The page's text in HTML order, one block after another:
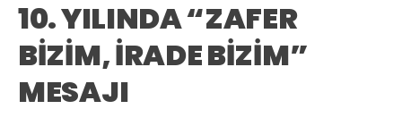
10. YILINDA “ZAFER
BİZİM, İRADE BİZİM”
MESAJI